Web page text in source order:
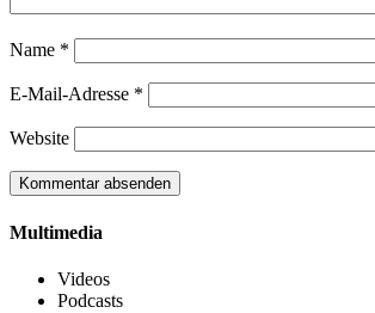
Name *
E-Mail-Adresse *
Website
Multimedia
Videos
Podcasts